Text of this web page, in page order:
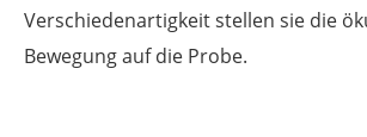
Verschiedenartigkeit stellen sie die
Bewegung auf die Probe.